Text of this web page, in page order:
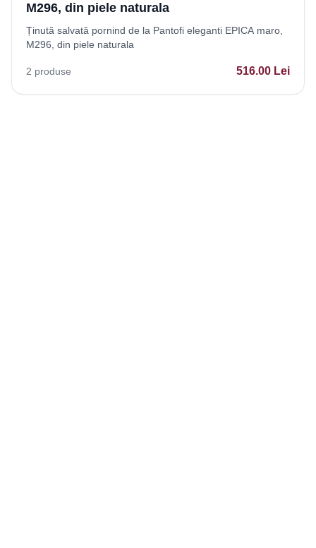
M296, din piele naturala
Ținută salvată pornind de la Pantofi eleganti EPICA maro,
M296, din piele naturala
2 produse 516.00 Lei